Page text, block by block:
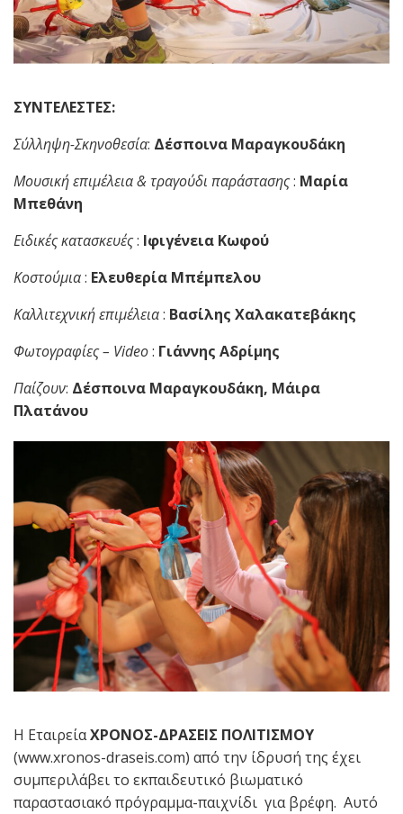
ΣΥΝΤΕΛΕΣΤΕΣ:
Σύλληψη-Σκηνοθεσία: Δέσποινα Μαραγκουδάκη
Μουσική επιμέλεια & τραγούδι παράστασης: Μαρία
Μπεθάνη
Ειδικές κατασκευές: Ιφιγένεια Κωφού
Κοστούμια: Ελευθερία Μπέμπελου
Καλλιτεχνική επιμέλεια: Βασίλης Χαλακατεβάκης
Φωτογραφίες– Video: Γιάννης Αδρίμης
Παίζουν: Δέσποινα Μαραγκουδάκη, Μάιρα
Πλατάνου
Η ΕταιρείαΧΡΟΝΟΣ-ΔΡΑΣΕΙΣ ΠΟΛΙΤΙΣΜΟΥ
(www.xronos-draseis.com) από την ίδρυσή της έχει
συμπεριλάβει το εκπαιδευτικό βιωματικό
παραστασιακό πρόγραμμα-παιχνίδι για βρέφη. Αυτό